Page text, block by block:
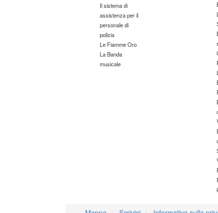
Il sistema di
assistenza per il
personale di
polizia
Le Fiamme Oro
La Banda
musicale